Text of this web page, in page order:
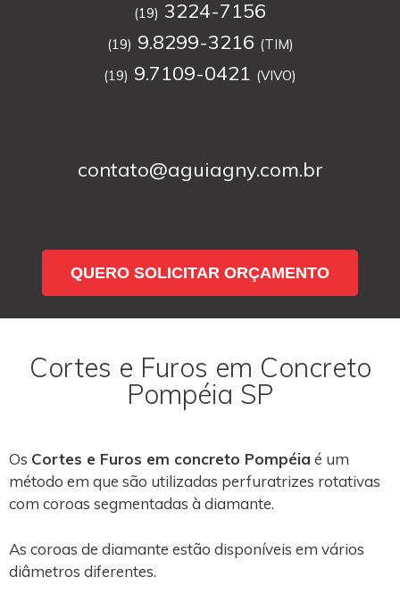
(19) 3224-7156
(19) 9.8299-3216 (TIM)
(19) 9.7109-0421 (VIVO)
contato@aguiagny.com.br
QUERO SOLICITAR ORÇAMENTO
Cortes e Furos em Concreto
Pompéia SP
Os Cortes e Furos em concreto Pompéia é um
método em que são utilizadas perfuratrizes rotativas
com coroas segmentadas à diamante.
As coroas de diamante estão disponíveis em vários
diâmetros diferentes.